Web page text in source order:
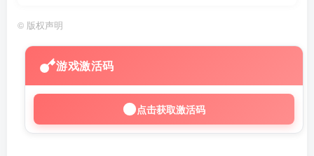
© 版权声明
游戏激活码
点击获取激活码